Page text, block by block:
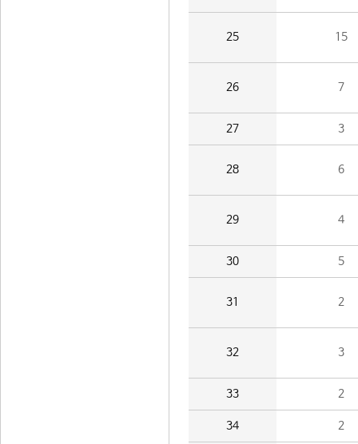
25 15
26 7
27 3
28 6
29 4
30 5
31 2
32 3
33 2
34 2